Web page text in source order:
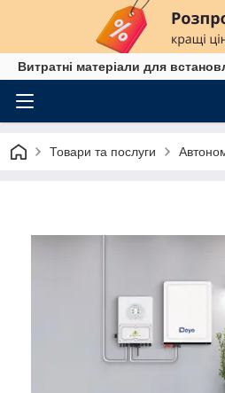
Витратні матеріали для
Товари та послуги